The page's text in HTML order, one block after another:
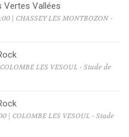
Vertes Vallées
| CHASSEY LES MONTBOZON -
LES VESOUL - Stade de
| COLOMBE LES VESOUL - Stade